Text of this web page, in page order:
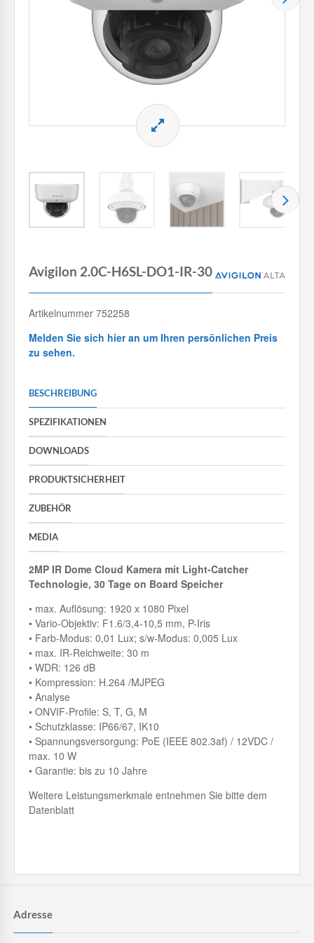
Avigilon 2.0C-H6SL-DO1-IR-30
Artikelnummer 752258
Melden Sie sich hier an um Ihren persönlichen Preis
zu sehen.
BESCHREIBUNG
SPEZIFIKATIONEN
DOWNLOADS
PRODUKTSICHERHEIT
ZUBEHÖR
MEDIA
2MP IR Dome Cloud Kamera mit Light-Catcher
Technologie, 30 Tage on Board Speicher
• max. Auflösung: 1920 x 1080 Pixel
• Vario-Objektiv: F1.6/3,4-10,5 mm, P-Iris
• Farb-Modus: 0,01 Lux; s/w-Modus: 0,005 Lux
• max. IR-Reichweite: 30 m
• WDR: 126 dB
• Kompression: H.264 /MJPEG
• Analyse
• ONVIF-Profile: S, T, G, M
• Schutzklasse: IP66/67, IK10
• Spannungsversorgung: PoE (IEEE 802.3af) / 12VDC /
max. 10 W
• Garantie: bis zu 10 Jahre
Weitere Leistungsmerkmale entnehmen Sie bitte dem
Datenblatt
Adresse